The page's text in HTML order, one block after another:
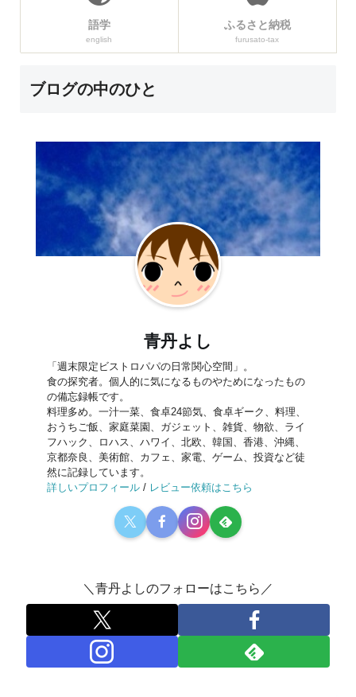
語学
english
ふるさと納税
furusato-tax
ブログの中のひと
青丹よし
「週末限定ビストロパパの日常関心空間」。
食の探究者。個人的に気になるものやためになったもの
の備忘録帳です。
料理多め。一汁一菜、食卓24節気、食卓ギーク、料理、
おうちご飯、家庭菜園、ガジェット、雑貨、物欲、ライ
フハック、ロハス、ハワイ、北欧、韓国、香港、沖縄、
京都奈良、美術館、カフェ、家電、ゲーム、投資など徒
然に記録しています。
詳しいプロフィール / レビュー依頼はこちら
＼青丹よしのフォローはこちら／